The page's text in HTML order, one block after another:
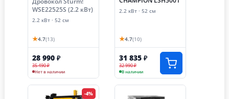
WSE22525S (2.2 кВт)
2.2 кВт · 52 см
★4.7(13)
28 990 ₽
35 490 ₽
Нет в наличии
2.2 кВт · 52 см
★4.7(10)
31 835 ₽
32 990 ₽
В наличии
-4%